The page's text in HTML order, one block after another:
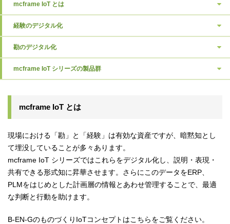
mcframe IoT とは
経験のデジタル化
勘のデジタル化
mcframe IoT シリーズの製品群
mcframe IoT とは
現場における「勘」と「経験」は有効な資産ですが、暗黙知とし
て埋没していることが多々あります。
mcframe IoT シリーズではこれらをデジタル化し、説明・表現・
共有できる形式知に昇華させます。さらにこのデータをERP、
PLMをはじめとした計画層の情報とあわせ管理することで、最適
な判断と行動を助けます。
B-EN-GのものづくりIoTコンセプトはこちらをご覧ください。